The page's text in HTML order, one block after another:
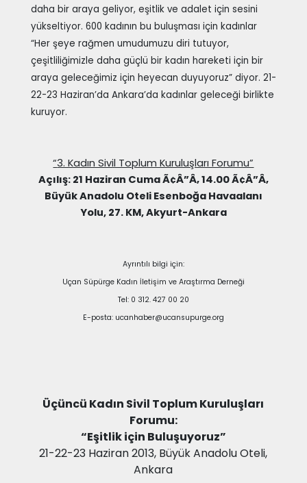
daha bir araya geliyor, eşitlik ve adalet için sesini
yükseltiyor. 600 kadının bu buluşması için kadınlar
“Her şeye rağmen umudumuzu diri tutuyor,
çeşitliliğimizle daha güçlü bir kadın hareketi için bir
araya geleceğimiz için heyecan duyuyoruz” diyor. 21-
22-23 Haziran’da Ankara’da kadınlar geleceği birlikte
kuruyor.
“3. Kadın Sivil Toplum Kuruluşları Forumu”
Açılış: 21 Haziran Cuma Ã¢Â”Â‚ 14.00 Ã¢Â”Â‚
Büyük Anadolu Oteli Esenboğa Havaalanı
Yolu, 27. KM, Akyurt-Ankara
Ayrıntılı bilgi için:
Uçan Süpürge Kadın İletişim ve Araştırma Derneği
Tel: 0 312. 427 00 20
E-posta: ucanhaber@ucansupurge.org
Üçüncü Kadın Sivil Toplum Kuruluşları
Forumu:
“Eşitlik için Buluşuyoruz”
21-22-23 Haziran 2013, Büyük Anadolu Oteli,
Ankara